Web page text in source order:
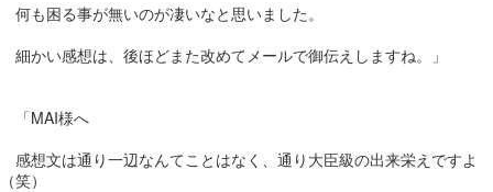
何も困る事が無いのが凄いなと思いました。
細かい感想は、後ほどまた改めてメールで御伝えしますね。」
「MAI様へ
感想文は通り一辺なんてことはなく、通り大臣級の出来栄えですよ
（笑）